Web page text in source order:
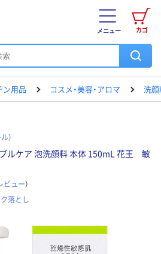
カゴ
メニュー
ン用品 コスメ・美容・アロマ 洗顔
）
ブルケア 泡洗顔料 本体 150mL 花王 敏
ビュー）
落とし